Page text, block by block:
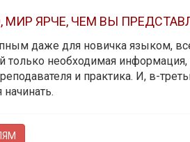
ЯРЧЕ, ЧЕМ ВЫ
даже для новичка языком,
необходимая информация,
и практика. И, в-